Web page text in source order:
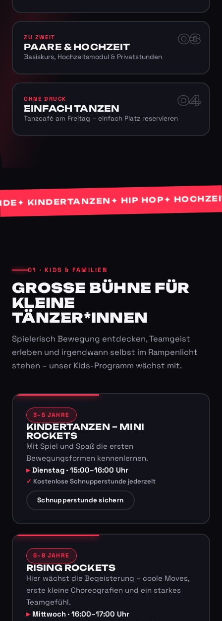
03
ZU ZWEIT
PAARE & HOCHZEIT
Basiskurs, Hochzeitsmodul & Privatstunden
04
OHNE DRUCK
EINFACH TANZEN
Tanzcafé am Freitag – einfach Platz reservieren
KINDERTANZEN✦ HIP HOP✦
01 · KIDS & FAMILIEN
GROSSE BÜHNE FÜR K
LEINE T
ÄNZER*INNEN
Spielerisch Bewegung entdecken, Teamgeist
erleben und irgendwann selbst im Rampenlicht
stehen – unser Kids-Programm wächst mit.
3–5 JAHRE
KINDERTANZEN – MINI
ROCKETS
Mit Spiel und Spaß die ersten
Bewegungsformen kennenlernen.
Dienstag · 15:00–16:00 Uhr
Kostenlose Schnupperstunde jederzeit
Schnupperstunde sichern
6–8 JAHRE
RISING ROCKETS
Hier wächst die Begeisterung – coole Moves,
erste kleine Choreografien und ein starkes
Teamgefühl.
Mittwoch · 16:00–17:00 Uhr